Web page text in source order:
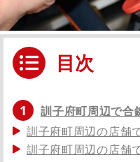
目次
1
訓子府町周辺で合
訓子府町周辺の店舗
訓子府町周辺の店舗